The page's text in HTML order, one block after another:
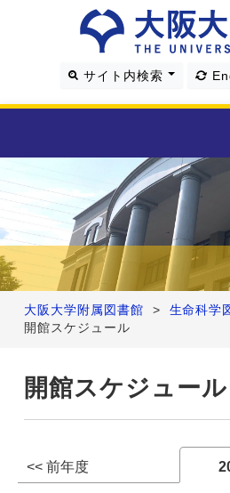
サイト内検索
利用案内
資料を探す
学習・研究支援
図書館について
4つの図書館
大阪大学附属図書館 > 生命科学
開館スケジュール
開館スケジュール
<< 前年度